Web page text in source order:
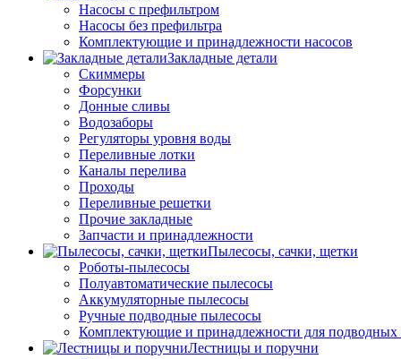
Насосы с префильтром
Насосы без префильтра
Комплектующие и принадлежности насосов
Закладные детали
Скиммеры
Форсунки
Донные сливы
Водозаборы
Регуляторы уровня воды
Переливные лотки
Каналы перелива
Проходы
Переливные решетки
Прочие закладные
Запчасти и принадлежности
Пылесосы, сачки, щетки
Роботы-пылесосы
Полуавтоматические пылесосы
Аккумуляторные пылесосы
Ручные подводные пылесосы
Комплектующие и принадлежности для подводных
Лестницы и поручни